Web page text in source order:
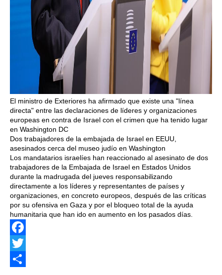
El ministro de Exteriores ha afirmado que existe una "línea
directa" entre las declaraciones de líderes y organizaciones
europeas en contra de Israel con el crimen que ha tenido lugar
en Washington DC
Dos trabajadores de la embajada de Israel en EEUU,
asesinados cerca del museo judío en Washington
Los mandatarios israelíes han reaccionado al asesinato de dos
trabajadores de la Embajada de Israel en Estados Unidos
durante la madrugada del jueves responsabilizando
directamente a los líderes y representantes de países y
organizaciones, en concreto europeos, después de las críticas
por su ofensiva en Gaza y por el bloqueo total de la ayuda
humanitaria que han ido en aumento en los pasados días.
Facebook
Twitter